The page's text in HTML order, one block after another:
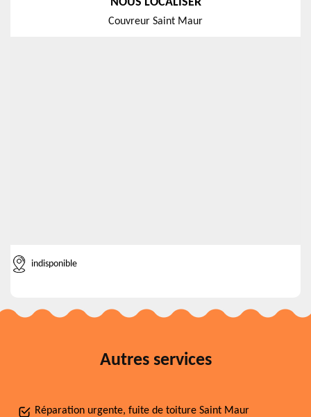
Couvreur Saint Maur
indisponible
Autres services
Réparation urgente, fuite de toiture Saint Maur